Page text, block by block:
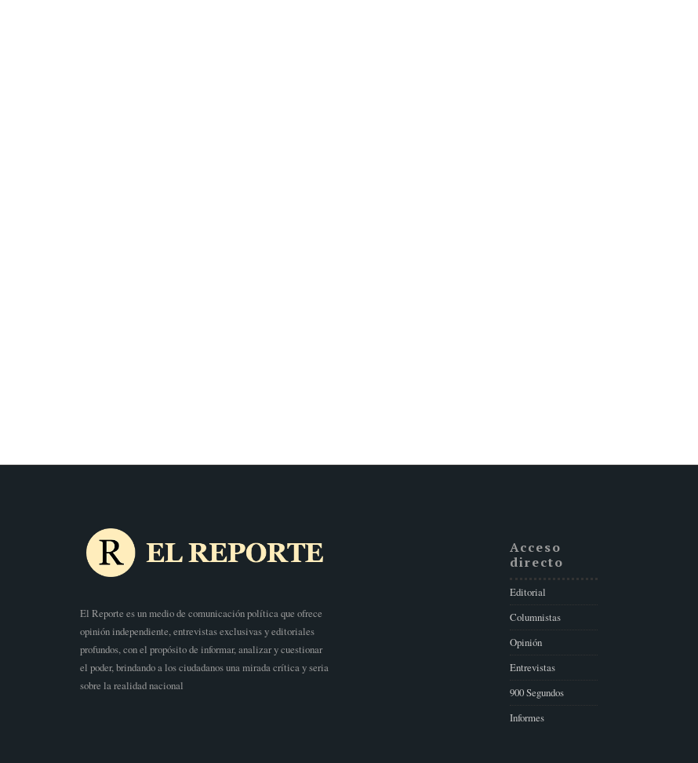
El Reporte es un medio de comunicación política que ofrece
opinión independiente, entrevistas exclusivas y editoriales
profundos, con el propósito de informar, analizar y cuestionar
el poder, brindando a los ciudadanos una mirada crítica y seria
sobre la realidad nacional
Acceso
directo
Editorial
Columnistas
Opinión
Entrevistas
900 Segundos
Informes